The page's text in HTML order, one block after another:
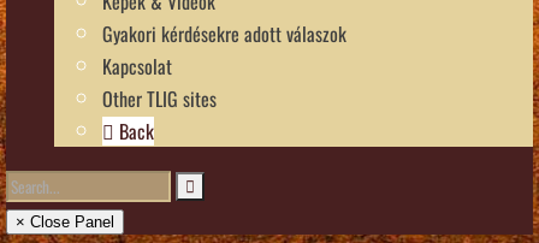
Gyakori kérdésekre adott válaszok
Kapcsolat
Other TLIG sites
Back
× Close Panel